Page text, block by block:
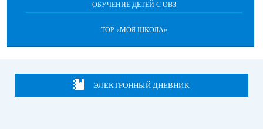
ОБУЧЕНИЕ ДЕТЕЙ С ОВЗ
ТОР «МОЯ ШКОЛА»
ЭЛЕКТРОННЫЙ ДНЕВНИК